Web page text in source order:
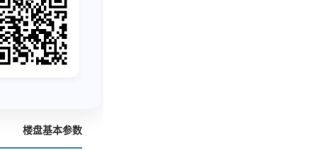
楼盘基本参数